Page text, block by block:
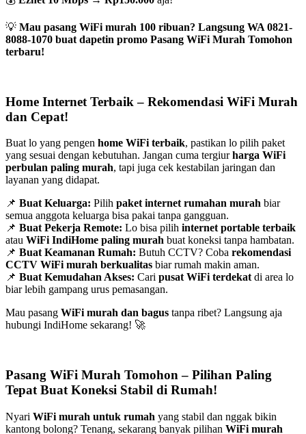
💡 Mau pasang WiFi murah 100 ribuan? Langsung WA 0821-
8088-1070 buat dapetin promo Pasang WiFi Murah Tomohon
terbaru!
Home Internet Terbaik – Rekomendasi WiFi Murah
dan Cepat!
Buat lo yang pengen home WiFi terbaik, pastikan lo pilih paket
yang sesuai dengan kebutuhan. Jangan cuma tergiurharga WiFi
perbulan paling murah, tapi juga cek kestabilan jaringan dan
layanan yang didapat.
📌 Buat Keluarga: Pilih paket internet rumahan murah biar
semua anggota keluarga bisa pakai tanpa gangguan.
📌 Buat Pekerja Remote: Lo bisa pilih internet portable terbaik
atau WiFi IndiHome paling murah buat koneksi tanpa hambatan.
📌 Buat Keamanan Rumah: Butuh CCTV? Coba rekomendasi
CCTV WiFi murah berkualitas biar rumah makin aman.
📌 Buat Kemudahan Akses: Cari pusat WiFi terdekat di area lo
biar lebih gampang urus pemasangan.
Mau pasang WiFi murah dan bagus tanpa ribet? Langsung aja
hubungi IndiHome sekarang! 🚀
Pasang WiFi Murah Tomohon – Pilihan Paling
Tepat Buat Koneksi Stabil di Rumah!
Nyari WiFi murah untuk rumah yang stabil dan nggak bikin
kantong bolong? Tenang, sekarang banyak pilihan WiFi murah